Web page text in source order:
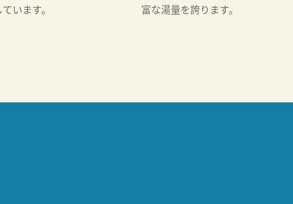
います。
富な湯量を誇ります。